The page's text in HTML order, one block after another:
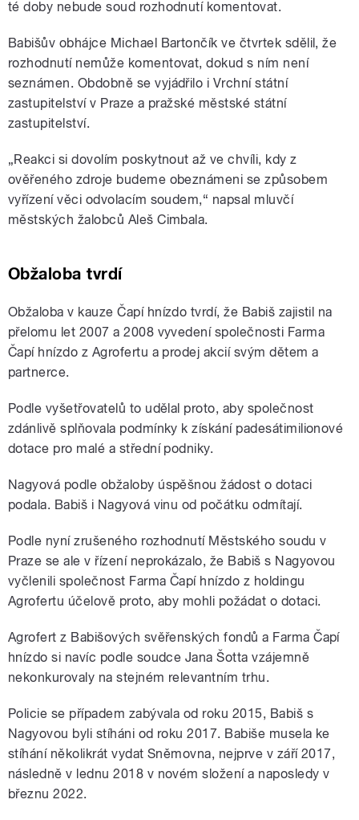
té doby nebude soud rozhodnutí komentovat.
Babišův obhájce Michael Bartončík ve čtvrtek sdělil, že
rozhodnutí nemůže komentovat, dokud s ním není
seznámen. Obdobně se vyjádřilo i Vrchní státní
zastupitelství v Praze a pražské městské státní
zastupitelství.
„Reakci si dovolím poskytnout až ve chvíli, kdy z
ověřeného zdroje budeme obeznámeni se způsobem
vyřízení věci odvolacím soudem,“ napsal mluvčí
městských žalobců Aleš Cimbala.
Obžaloba tvrdí
Obžaloba v kauze Čapí hnízdo tvrdí, že Babiš zajistil na
přelomu let 2007 a 2008 vyvedení společnosti Farma
Čapí hnízdo z Agrofertu a prodej akcií svým dětem a
partnerce.
Podle vyšetřovatelů to udělal proto, aby společnost
zdánlivě splňovala podmínky k získání padesátimilionové
dotace pro malé a střední podniky.
Nagyová podle obžaloby úspěšnou žádost o dotaci
podala. Babiš i Nagyová vinu od počátku odmítají.
Podle nyní zrušeného rozhodnutí Městského soudu v
Praze se ale v řízení neprokázalo, že Babiš s Nagyovou
vyčlenili společnost Farma Čapí hnízdo z holdingu
Agrofertu účelově proto, aby mohli požádat o dotaci.
Agrofert z Babišových svěřenských fondů a Farma Čapí
hnízdo si navíc podle soudce Jana Šotta vzájemně
nekonkurovaly na stejném relevantním trhu.
Policie se případem zabývala od roku 2015, Babiš s
Nagyovou byli stíháni od roku 2017. Babiše musela ke
stíhání několikrát vydat Sněmovna, nejprve v září 2017,
následně v lednu 2018 v novém složení a naposledy v
březnu 2022.